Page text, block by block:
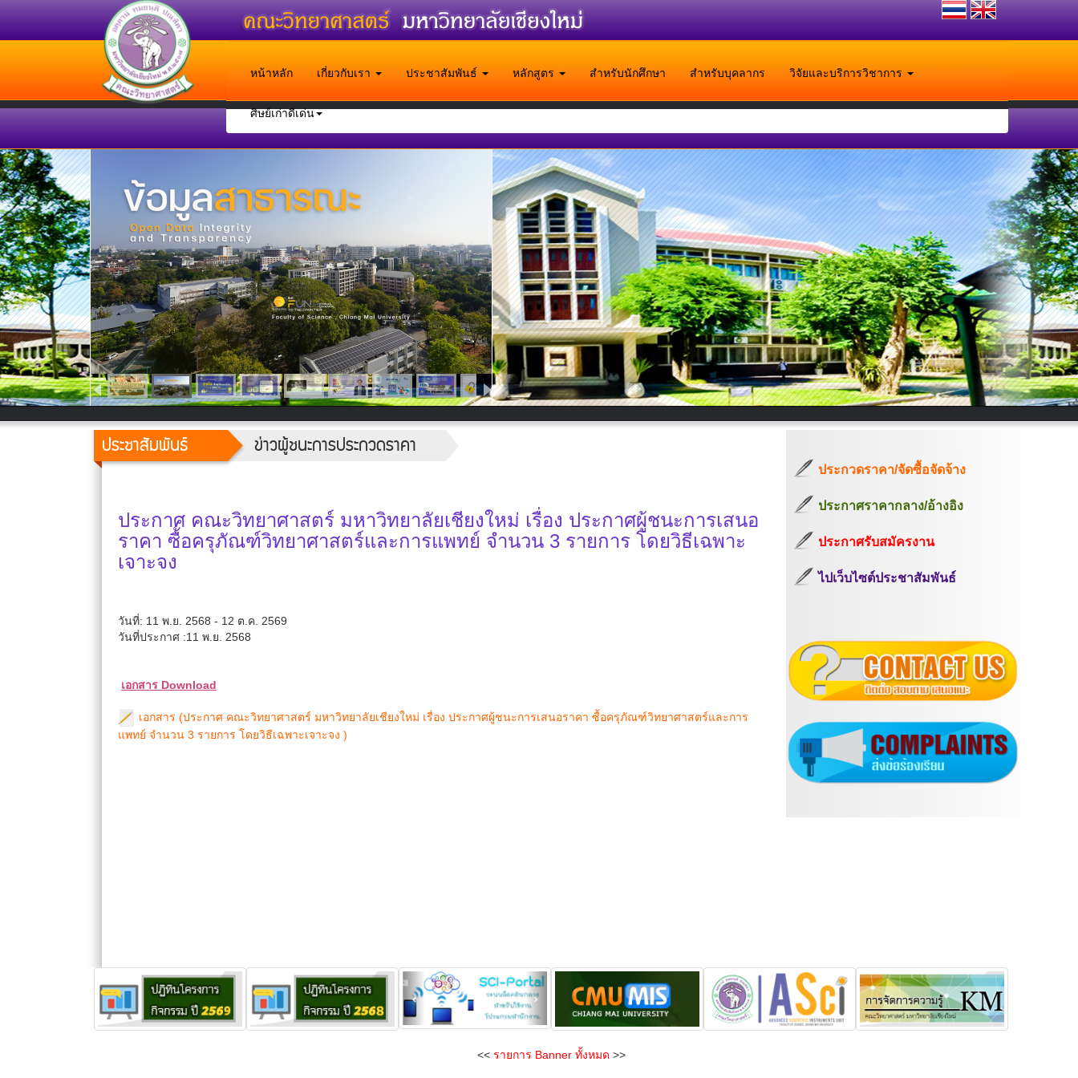
หน้าหลัก เกี่ยวกับเรา ประชาสัมพันธ์ หลักสูตร สำหรับนักศึกษา สำหรับบุคลากร วิจัยและบริการวิชาการ
ศิษย์เก่าดีเด่น
ประชาสัมพันธ์ ข่าวผู้ชนะการประกวดราคา
ประกาศ คณะวิทยาศาสตร์ มหาวิทยาลัยเชียงใหม่ เรื่อง ประกาศผู้ชนะการเสนอ
ราคา ซื้อครุภัณฑ์วิทยาศาสตร์และการแพทย์ จำนวน 3 รายการ โดยวิธีเฉพาะ
เจาะจง
วันที่: 11 พ.ย. 2568 - 12 ต.ค. 2569
วันที่ประกาศ :11 พ.ย. 2568
เอกสาร Download
เอกสาร (ประกาศ คณะวิทยาศาสตร์ มหาวิทยาลัยเชียงใหม่ เรื่อง ประกาศผู้ชนะการเสนอราคา ซื้อครุภัณฑ์วิทยาศาสตร์และการ
แพทย์ จำนวน 3 รายการ โดยวิธีเฉพาะเจาะจง )
ประกวดราคา/จัดซื้อจัดจ้าง
ประกาศราคากลาง/อ้างอิง
ประกาศรับสมัครงาน
ไปเว็บไซต์ประชาสัมพันธ์
<< รายการ Banner ทั้งหมด >>